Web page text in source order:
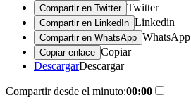
Compartir en Twitter Twitter
Compartir en LinkedIn Linkedin
Compartir en WhatsApp WhatsApp
Copiar enlace Copiar
DescargarDescargar
Compartir desde el minuto:00:00